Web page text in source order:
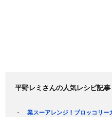
平野レミさんの人気レシピ記事
業スーアレンジ！ブロッコリ